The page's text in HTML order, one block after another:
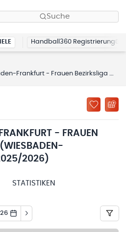
Suche
Handball360 Registrierung
- Frauen Bezirksliga (Wiesbaden-Frankfurt 2025/2026)
- FRAUEN
2026)
STATISTIKEN